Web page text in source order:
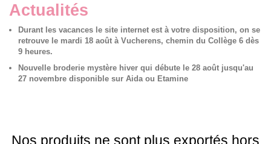
Actualités
Durant les vacances le site internet est à votre disposition, on se
retrouve le mardi 18 août à Vucherens, chemin du Collège 6 dès
9 heures.
Nouvelle broderie mystère hiver qui débute le 28 août jusqu'au
27 novembre disponible sur Aida ou Etamine
Nos produits ne sont plus exportés hors